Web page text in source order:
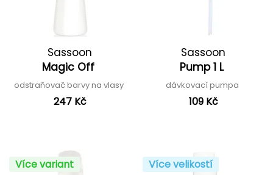
Sassoon
Magic Off
odstraňovač barvy na vlasy
247 Kč
Sassoon
Pump 1 L
dávkovací pumpa
109 Kč
Více variant Více velikostí